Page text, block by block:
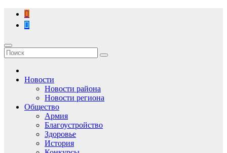
Перейти
содержимому
Новости
Новости района
Новости региона
Общество
Армия
Благоустройство
Здоровье
История